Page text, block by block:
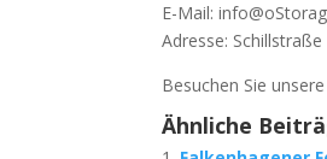
E-Mail:
Adresse:
Besuchen Sie
Ähnliche